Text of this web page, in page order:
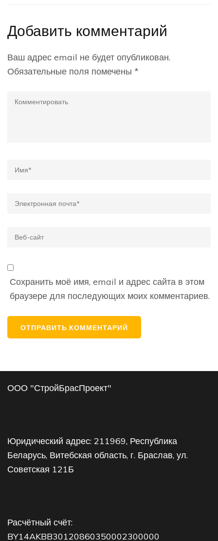
Добавить комментарий
Ваш адрес email не будет опубликован.
Обязательные поля помечены *
Комментировать
Name
Email*
Веб-
Сохранить моё имя, email и адрес сайта в этом
браузере для последующих моих комментариев.
ООО "СтройБрасПроект"
Юридический адрес: 211969, Республика
Беларусь, Витебская область, г. Браслав, ул.
Советская 121Б
Расчётный счёт:
BY14AKBB30120860350002300000